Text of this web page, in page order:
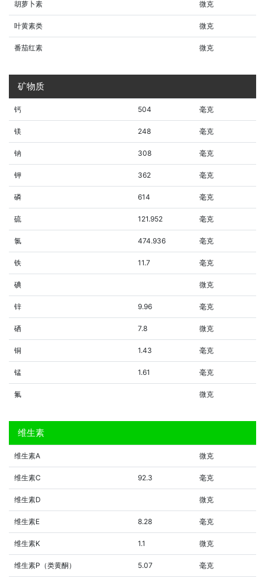
胡萝卜素 微克
叶黄素类 微克
番茄红素 微克
矿物质
钙 504 毫克
镁 248 毫克
钠 308 毫克
钾 362 毫克
磷 614 毫克
硫 121.952 毫克
氯 474.936 毫克
铁 11.7 毫克
碘 微克
锌 9.96 毫克
硒 7.8 微克
铜 1.43 毫克
锰 1.61 毫克
氟 微克
维生素
维生素A 微克
维生素C 92.3 毫克
维生素D 微克
维生素E 8.28 毫克
维生素K 1.1 微克
维生素P（类黄酮） 5.07 毫克